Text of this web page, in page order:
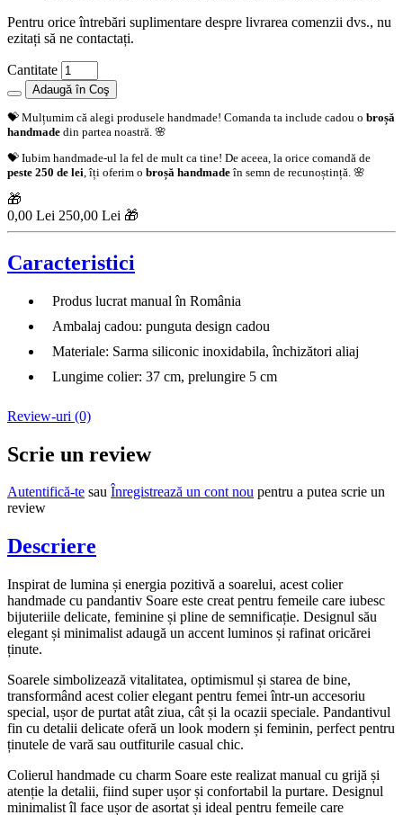
Pentru orice întrebări suplimentare despre livrarea comenzii dvs., nu
ezitați să ne contactați.
Cantitate
Adaugă în Coş
💝 Mulțumim că alegi produsele handmade! Comanda ta include cadou o broșă
handmade din partea noastră. 🌸
💝 Iubim handmade-ul la fel de mult ca tine! De aceea, la orice comandă de
peste 250 de lei , îți oferim o broșă handmadeîn semn de recunoștință. 🌸
🎁
0,00 Lei 250,00 Lei 🎁
Caracteristici
Produs lucrat manual în România
Ambalaj cadou: punguta design cadou
Materiale: Sarma siliconic inoxidabila, închizători aliaj
Lungime colier: 37 cm, prelungire 5 cm
Review-uri (0)
Scrie un review
Autentifică-te sau Înregistrează un cont nou pentru a putea scrie un
review
Descriere
Inspirat de lumina și energia pozitivă a soarelui, acest colier
handmade cu pandantiv Soare este creat pentru femeile care iubesc
bijuteriile delicate, feminine și pline de semnificație. Designul său
elegant și minimalist adaugă un accent luminos și rafinat oricărei
ținute.
Soarele simbolizează vitalitatea, optimismul și starea de bine,
transformând acest colier elegant pentru femei într-un accesoriu
special, ușor de purtat atât ziua, cât și la ocazii speciale. Pandantivul
fin cu detalii delicate oferă un look modern și feminin, perfect pentru
ținutele de vară sau outfiturile casual chic.
Colierul handmade cu charm Soare este realizat manual cu grijă și
atenție la detalii, fiind super ușor și confortabil la purtare. Designul
minimalist îl face ușor de asortat și ideal pentru femeile care